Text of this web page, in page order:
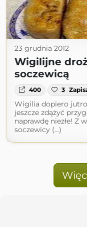
23 grudnia 2012
Wigilijne
soczewicą
400 3
Wigilia dopiero
jeszcze zdążyć
naprawdę niezłe! Z
soczewicy (...)